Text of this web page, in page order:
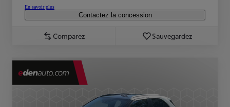
En savoir plus
Contactez la concession
Comparez Sauvegardez